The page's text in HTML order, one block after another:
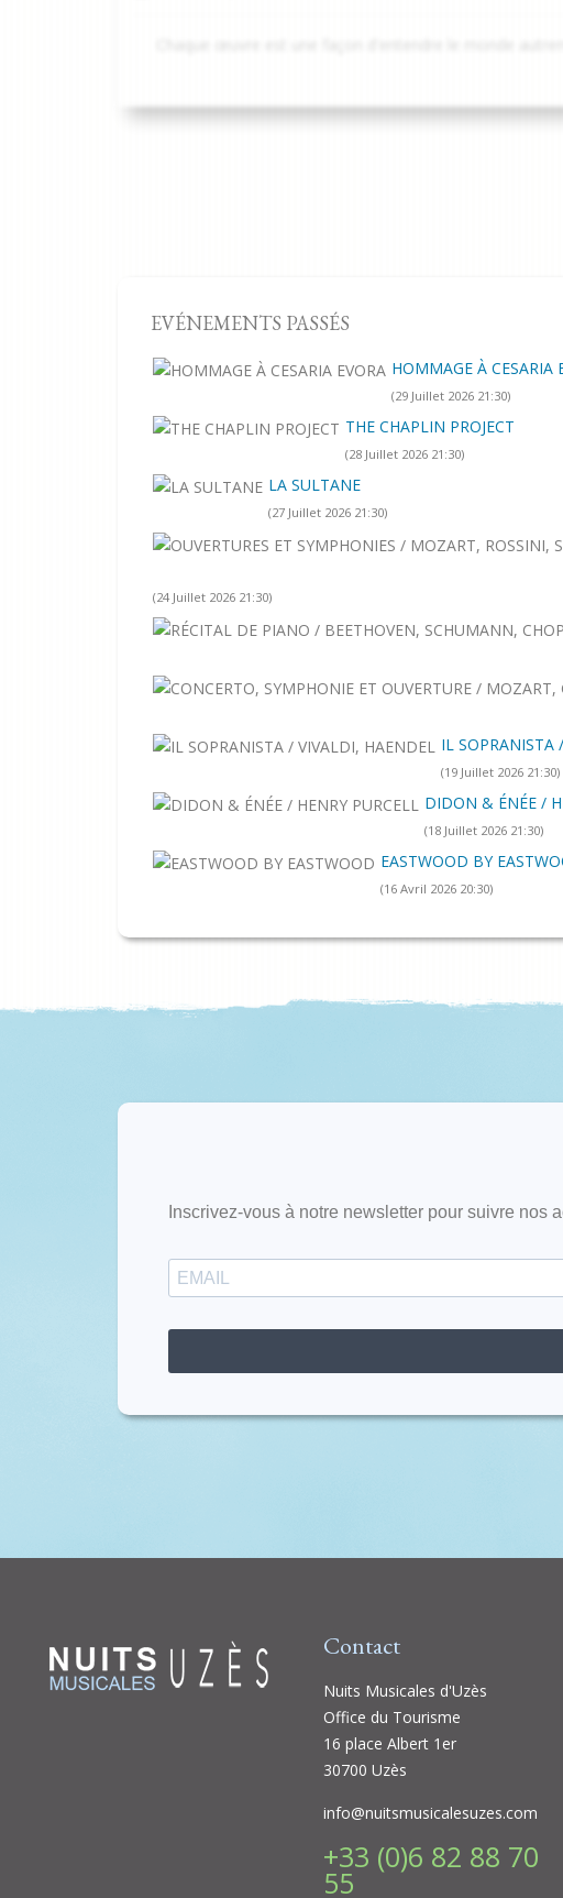
EVÉNEMENTS PASSÉS
HOMMAGE À CESARIA
(29 Juillet 2026 21:30)
THE CHAPLIN PROJECT
(28 Juillet 2026 21:30)
LA SULTANE
(27 Juillet 2026 21:30)
(24 Juillet 2026 21:30)
IL SOPRANISTA
(19 Juillet 2026 21:30)
DIDON & ÉNÉE /
(18 Juillet 2026 21:30)
EASTWOOD BY
(16 Avril 2026 20:30)
Inscrivez-vous à notre newsletter pour suivre nos
Contact
Nuits Musicales d'Uzès
Office du Tourisme
16 place Albert 1er
30700 Uzès
info@nuitsmusicalesuzes.com
+33 (0)6 82 88 70
55